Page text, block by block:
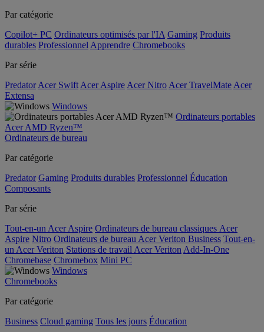
Par catégorie
Copilot+ PC Ordinateurs optimisés par l'IA Gaming Produits
durables Professionnel Apprendre Chromebooks
Par série
Predator Acer Swift Acer Aspire Acer Nitro Acer TravelMate Acer
Extensa
Windows
Ordinateurs portables
Acer AMD Ryzen™
Ordinateurs de bureau
Par catégorie
Predator Gaming Produits durables Professionnel Éducation
Composants
Par série
Tout-en-un Acer Aspire Ordinateurs de bureau classiques Acer
Aspire Nitro Ordinateurs de bureau Acer Veriton Business Tout-en-
un Acer Veriton Stations de travail Acer Veriton Add-In-One
Chromebase Chromebox Mini PC
Windows
Chromebooks
Par catégorie
Business Cloud gaming Tous les jours Éducation